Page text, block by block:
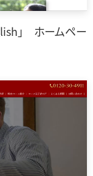
」 ホームペー